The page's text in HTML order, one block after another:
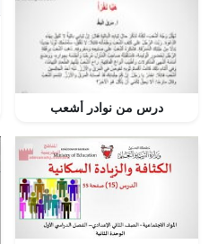
درس من نوادر أشعب